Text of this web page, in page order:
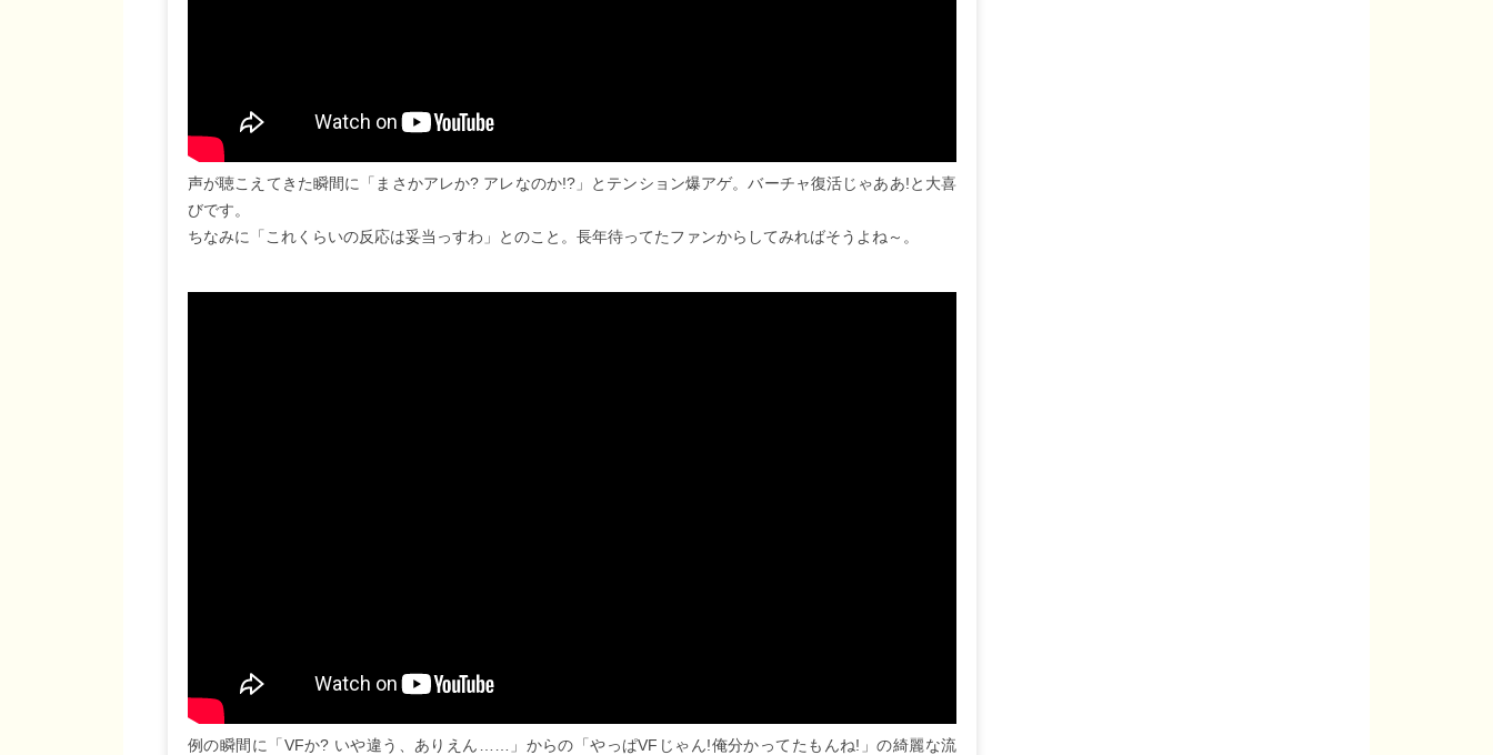
声が聴こえてきた瞬間に「まさかアレか? アレなのか!?」とテンション爆アゲ。バーチャ復活じゃああ!と大喜
びです。
ちなみに「これくらいの反応は妥当っすわ」とのこと。長年待ってたファンからしてみればそうよね～。
例の瞬間に「VFか? いや違う、ありえん……」からの「やっぱVFじゃん!俺分かってたもんね!」の綺麗な流